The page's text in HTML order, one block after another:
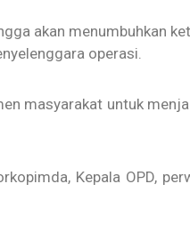
akan menumbuhkan
operasi.
masyarakat untuk
Kepala OPD,